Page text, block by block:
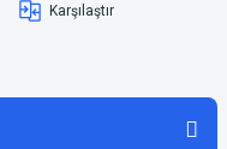
Karşılaştır